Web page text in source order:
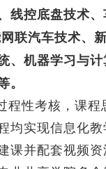
线控底盘技术
联汽车技术、
、机器学习与
。
程性考核，课程
均实现信息化
课并配套视频